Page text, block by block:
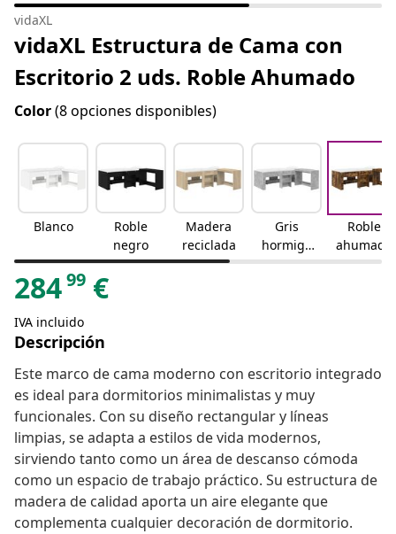
vidaXL
vidaXL Estructura de Cama con
Escritorio 2 uds. Roble Ahumado
Color(8 opciones disponibles)
Blanco
Roble
negro
Madera
reciclada
Gris
hormigó
n
Roble
ahumado
28499 €
IVA incluido
Descripción
Este marco de cama moderno con escritorio integrado
es ideal para dormitorios minimalistas y muy
funcionales. Con su diseño rectangular y líneas
limpias, se adapta a estilos de vida modernos,
sirviendo tanto como un área de descanso cómoda
como un espacio de trabajo práctico. Su estructura de
madera de calidad aporta un aire elegante que
complementa cualquier decoración de dormitorio.